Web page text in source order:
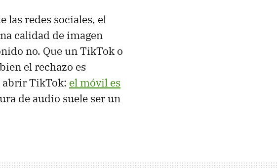
las redes sociales, el
calidad de imagen
no. Que un TikTok o
el rechazo es
abrir TikTok: el móvil es
de audio suele ser un